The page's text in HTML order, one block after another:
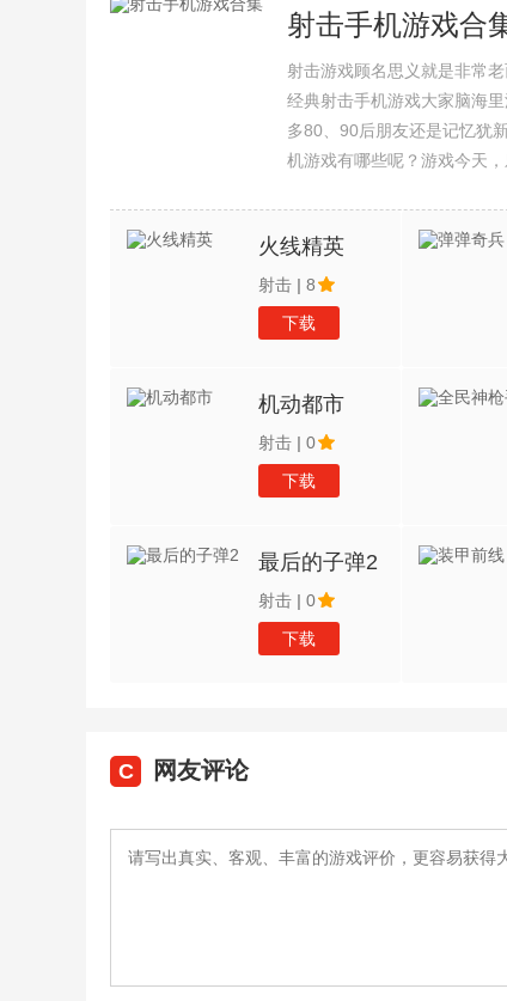
射击手机游戏合
射击游戏顾名思义就是非常
经典射击手机游戏大家脑海
多80、90后朋友还是记忆犹
机游戏有哪些呢？游戏今天
火线精英
射击 | 8
下载
机动都市
射击 | 0
下载
最后的子弹2
射击 | 0
下载
C 网友评论